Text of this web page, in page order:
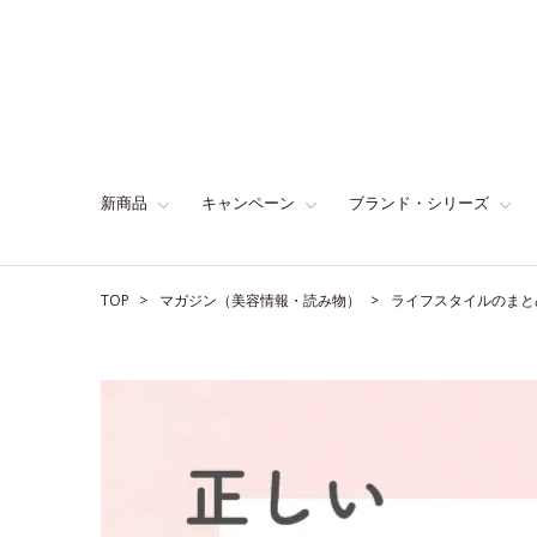
新商品 キャンペーン ブランド・シリーズ
TOP マガジン（美容情報・読み物） ライフスタイルのま